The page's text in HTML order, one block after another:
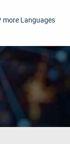
more Languages